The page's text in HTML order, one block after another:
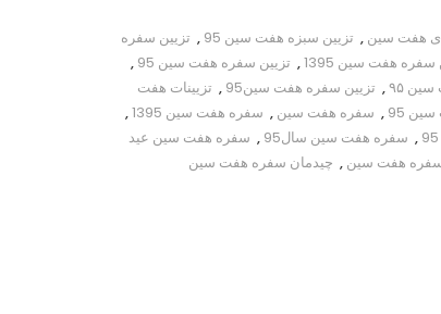
هفت سین , تزیین سبزه هفت سین 95 , تزیین سفره
سفره هفت سین 1395 , تزیین سفره هفت سین 95
,
۹۵
, تزیین سفره هفت سین95 , تزیینات هفت
95
, سفره هفت سین , سفره هفت سین 1395
,
, سفره هفت سین سال95 , سفره هفت سین عید
هفت سین , چیدمان سفره هفت سین